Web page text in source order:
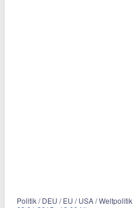
Politik / DEU / EU / USA / Weltpolitik